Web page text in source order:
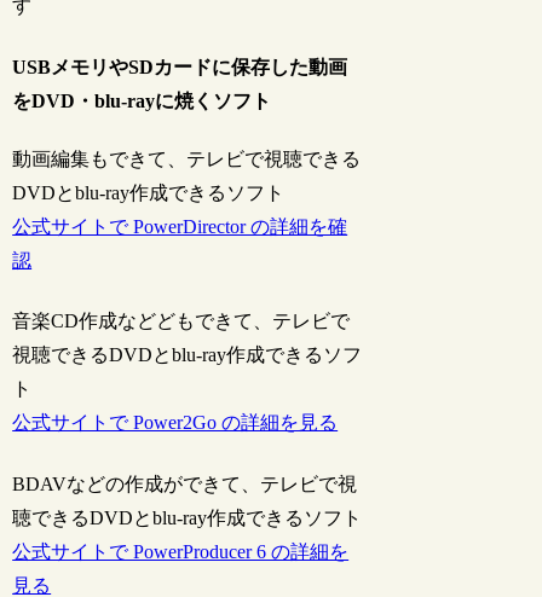
す
USBメモリやSDカードに保存した動画
をDVD・blu-rayに焼くソフト
動画編集もできて、テレビで視聴できる
DVDとblu-ray作成できるソフト
公式サイトで PowerDirector の詳細を確
認
音楽CD作成などどもできて、テレビで
視聴できるDVDとblu-ray作成できるソフ
ト
公式サイトで Power2Go の詳細を見る
BDAVなどの作成ができて、テレビで視
聴できるDVDとblu-ray作成できるソフト
公式サイトで PowerProducer 6 の詳細を
見る